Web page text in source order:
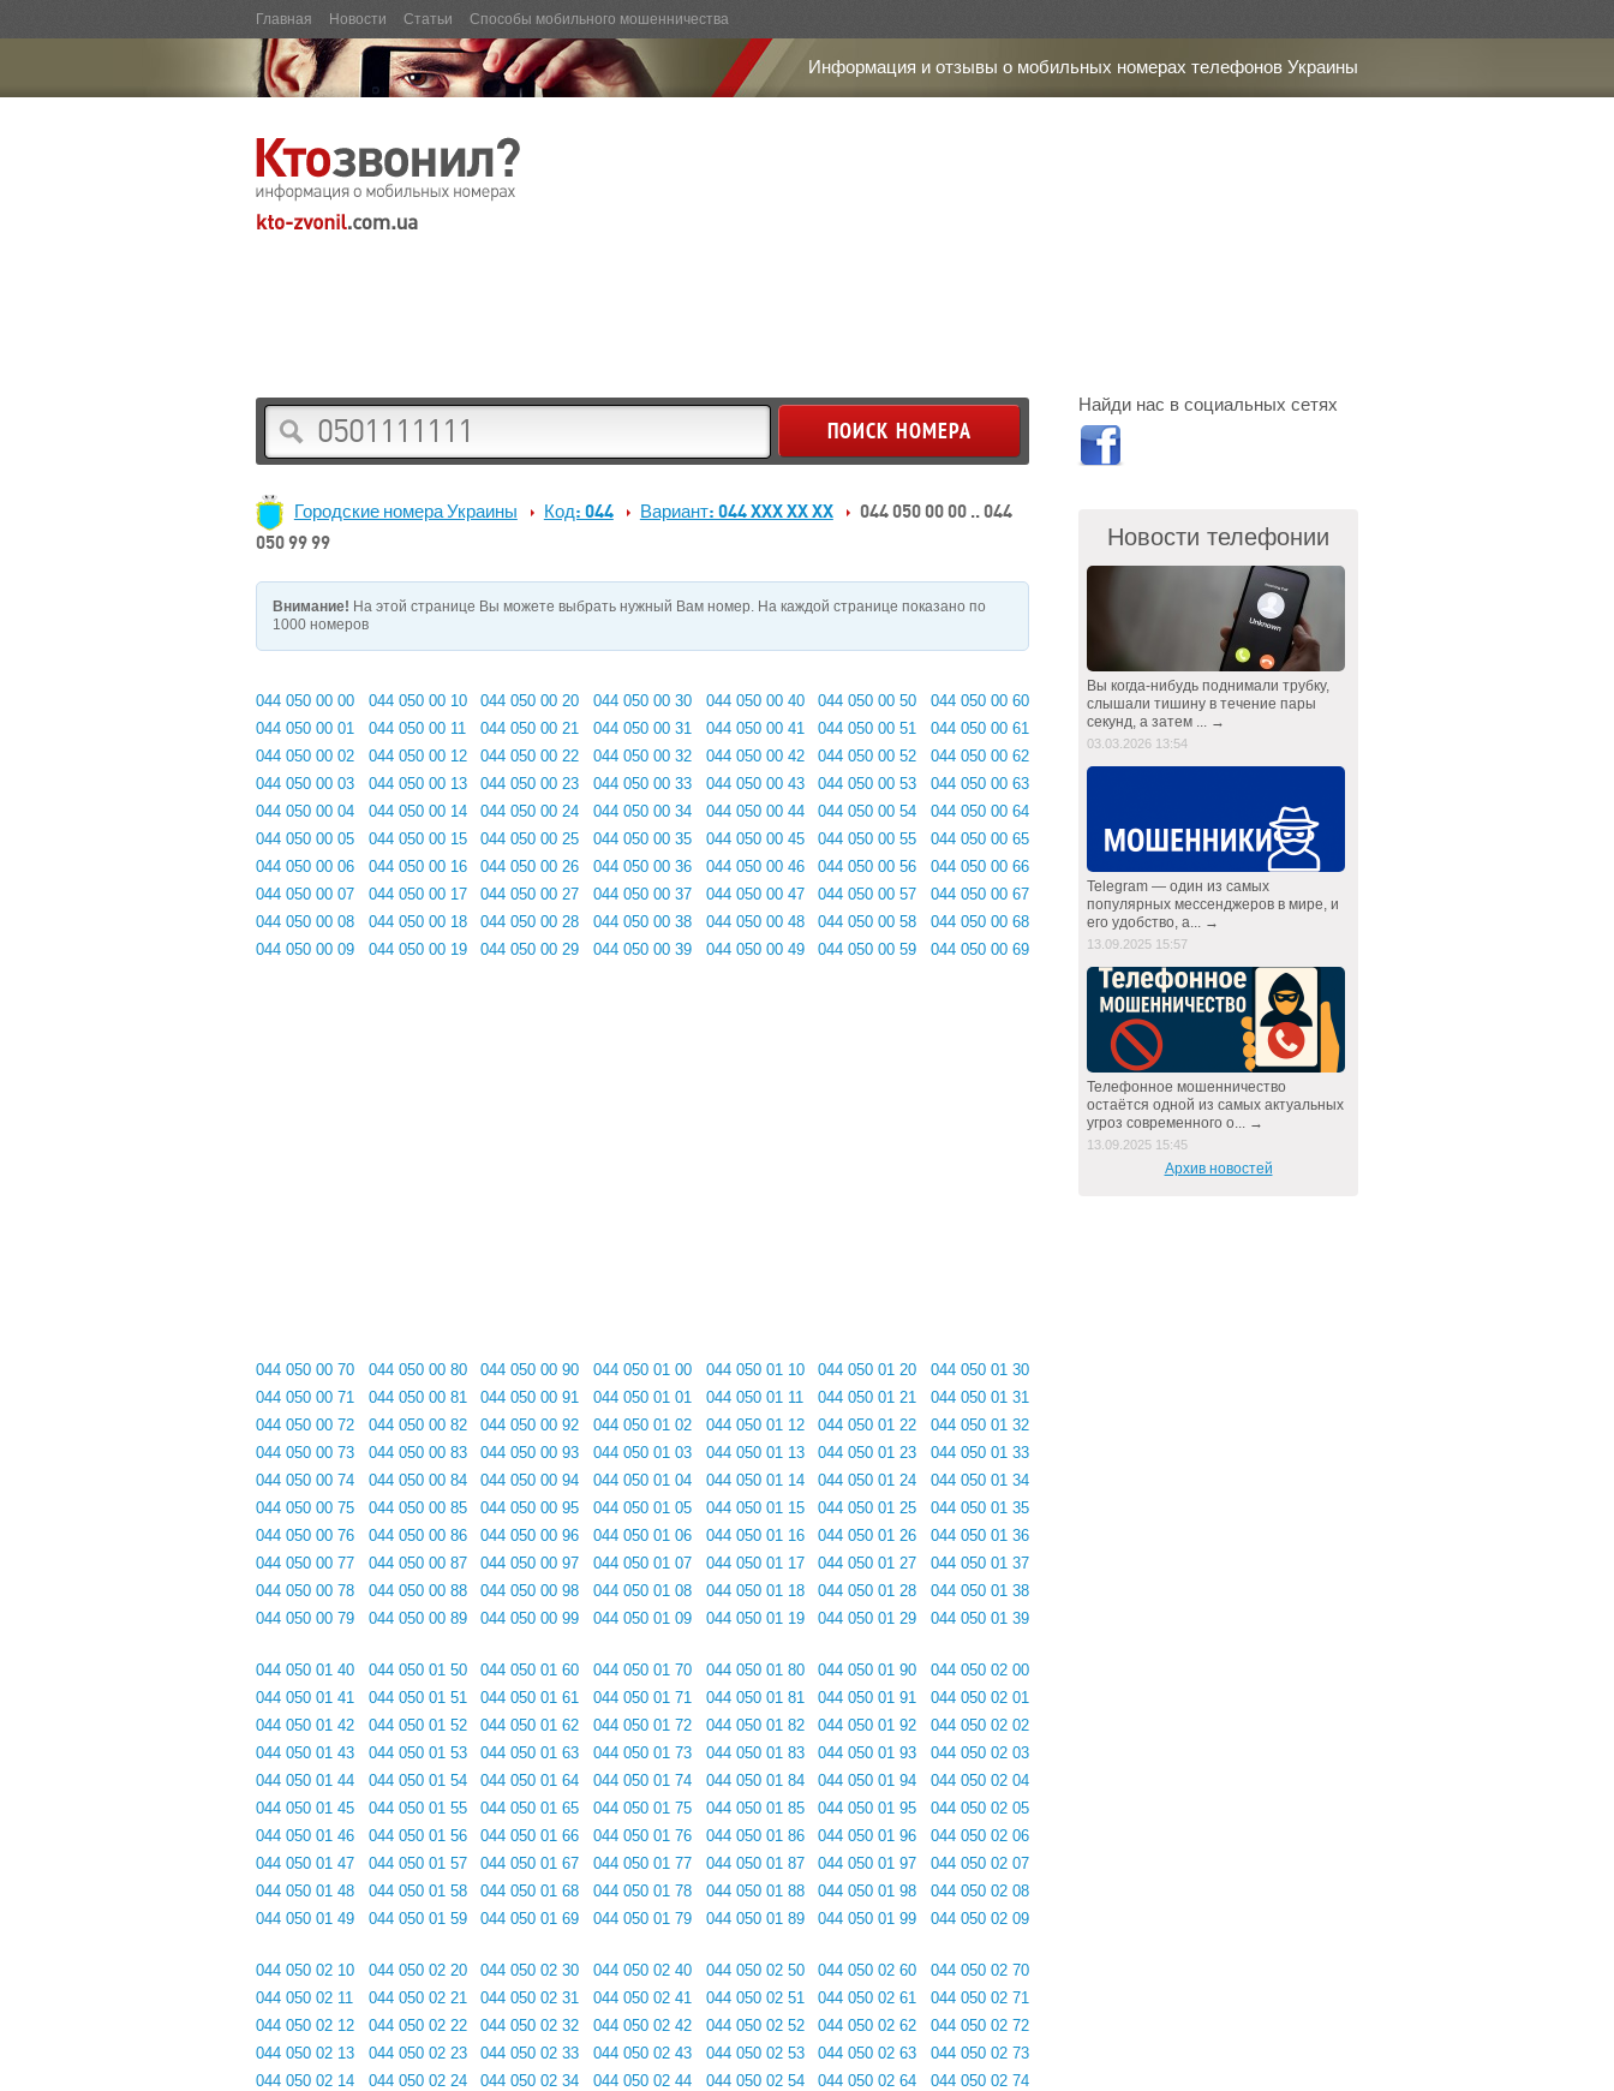
Главная Новости Статьи Способы мобильного мошенничества
Информация и отзывы о мобильных номерах телефонов Украины
Городские номера Украины Код: 044 Вариант: 044 XXX XX XX
044 050 00 00 .. 044
050 99 99
Внимание! На этой странице Вы можете выбрать нужный Вам номер. На каждой странице показано по
1000 номеров
044 050 00 00
044 050 00 01
044 050 00 02
044 050 00 03
044 050 00 04
044 050 00 05
044 050 00 06
044 050 00 07
044 050 00 08
044 050 00 09
044 050 00 10
044 050 00 11
044 050 00 12
044 050 00 13
044 050 00 14
044 050 00 15
044 050 00 16
044 050 00 17
044 050 00 18
044 050 00 19
044 050 00 20
044 050 00 21
044 050 00 22
044 050 00 23
044 050 00 24
044 050 00 25
044 050 00 26
044 050 00 27
044 050 00 28
044 050 00 29
044 050 00 30
044 050 00 31
044 050 00 32
044 050 00 33
044 050 00 34
044 050 00 35
044 050 00 36
044 050 00 37
044 050 00 38
044 050 00 39
044 050 00 40
044 050 00 41
044 050 00 42
044 050 00 43
044 050 00 44
044 050 00 45
044 050 00 46
044 050 00 47
044 050 00 48
044 050 00 49
044 050 00 50
044 050 00 51
044 050 00 52
044 050 00 53
044 050 00 54
044 050 00 55
044 050 00 56
044 050 00 57
044 050 00 58
044 050 00 59
044 050 00 60
044 050 00 61
044 050 00 62
044 050 00 63
044 050 00 64
044 050 00 65
044 050 00 66
044 050 00 67
044 050 00 68
044 050 00 69
044 050 00 70
044 050 00 71
044 050 00 72
044 050 00 73
044 050 00 74
044 050 00 75
044 050 00 76
044 050 00 77
044 050 00 78
044 050 00 79
044 050 00 80
044 050 00 81
044 050 00 82
044 050 00 83
044 050 00 84
044 050 00 85
044 050 00 86
044 050 00 87
044 050 00 88
044 050 00 89
044 050 00 90
044 050 00 91
044 050 00 92
044 050 00 93
044 050 00 94
044 050 00 95
044 050 00 96
044 050 00 97
044 050 00 98
044 050 00 99
044 050 01 00
044 050 01 01
044 050 01 02
044 050 01 03
044 050 01 04
044 050 01 05
044 050 01 06
044 050 01 07
044 050 01 08
044 050 01 09
044 050 01 10
044 050 01 11
044 050 01 12
044 050 01 13
044 050 01 14
044 050 01 15
044 050 01 16
044 050 01 17
044 050 01 18
044 050 01 19
044 050 01 20
044 050 01 21
044 050 01 22
044 050 01 23
044 050 01 24
044 050 01 25
044 050 01 26
044 050 01 27
044 050 01 28
044 050 01 29
044 050 01 30
044 050 01 31
044 050 01 32
044 050 01 33
044 050 01 34
044 050 01 35
044 050 01 36
044 050 01 37
044 050 01 38
044 050 01 39
044 050 01 40
044 050 01 41
044 050 01 42
044 050 01 43
044 050 01 44
044 050 01 45
044 050 01 46
044 050 01 47
044 050 01 48
044 050 01 49
044 050 01 50
044 050 01 51
044 050 01 52
044 050 01 53
044 050 01 54
044 050 01 55
044 050 01 56
044 050 01 57
044 050 01 58
044 050 01 59
044 050 01 60
044 050 01 61
044 050 01 62
044 050 01 63
044 050 01 64
044 050 01 65
044 050 01 66
044 050 01 67
044 050 01 68
044 050 01 69
044 050 01 70
044 050 01 71
044 050 01 72
044 050 01 73
044 050 01 74
044 050 01 75
044 050 01 76
044 050 01 77
044 050 01 78
044 050 01 79
044 050 01 80
044 050 01 81
044 050 01 82
044 050 01 83
044 050 01 84
044 050 01 85
044 050 01 86
044 050 01 87
044 050 01 88
044 050 01 89
044 050 01 90
044 050 01 91
044 050 01 92
044 050 01 93
044 050 01 94
044 050 01 95
044 050 01 96
044 050 01 97
044 050 01 98
044 050 01 99
044 050 02 00
044 050 02 01
044 050 02 02
044 050 02 03
044 050 02 04
044 050 02 05
044 050 02 06
044 050 02 07
044 050 02 08
044 050 02 09
044 050 02 10
044 050 02 11
044 050 02 12
044 050 02 13
044 050 02 14
044 050 02 20
044 050 02 21
044 050 02 22
044 050 02 23
044 050 02 24
044 050 02 30
044 050 02 31
044 050 02 32
044 050 02 33
044 050 02 34
044 050 02 40
044 050 02 41
044 050 02 42
044 050 02 43
044 050 02 44
044 050 02 50
044 050 02 51
044 050 02 52
044 050 02 53
044 050 02 54
044 050 02 60
044 050 02 61
044 050 02 62
044 050 02 63
044 050 02 64
044 050 02 70
044 050 02 71
044 050 02 72
044 050 02 73
044 050 02 74
Найди нас в социальных сетях
Новости телефонии
Вы когда-нибудь поднимали трубку,
слышали тишину в течение пары
секунд, а затем ... →
03.03.2026 13:54
Telegram — один из самых
популярных мессенджеров в мире, и
его удобство, а... →
13.09.2025 15:57
Телефонное мошенничество
остаётся одной из самых актуальных
угроз современного о... →
13.09.2025 15:45
Архив новостей